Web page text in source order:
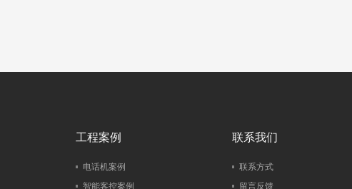
工程案例
电话机案例
智能客控案例
联系我们
联系方式
留言反馈